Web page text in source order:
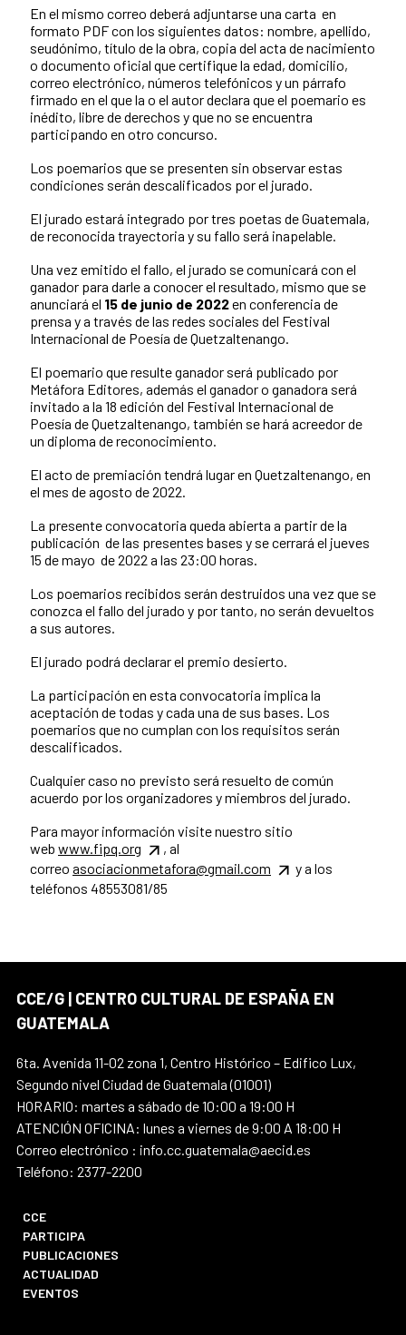
En el mismo correo deberá adjuntarse una carta en
formato PDF con los siguientes datos: nombre, apellido,
seudónimo, título de la obra, copia del acta de nacimiento
o documento oficial que certifique la edad, domicilio,
correo electrónico, números telefónicos y un párrafo
firmado en el que la o el autor declara que el poemario es
inédito, libre de derechos y que no se encuentra
participando en otro concurso.
Los poemarios que se presenten sin observar estas
condiciones serán descalificados por el jurado.
El jurado estará integrado por tres poetas de Guatemala,
de reconocida trayectoria y su fallo será inapelable.
Una vez emitido el fallo, el jurado se comunicará con el
ganador para darle a conocer el resultado, mismo que se
anunciará el 15 de junio de 2022en conferencia de
prensa y a través de las redes sociales del Festival
Internacional de Poesía de Quetzaltenango.
El poemario que resulte ganador será publicado por
Metáfora Editores, además el ganador o ganadora será
invitado a la 18 edición del Festival Internacional de
Poesía de Quetzaltenango, también se hará acreedor de
un diploma de reconocimiento.
El acto de premiación tendrá lugar en Quetzaltenango, en
el mes de agosto de 2022.
La presente convocatoria queda abierta a partir de la
publicación de las presentes bases y se cerrará el jueves
15 de mayo de 2022 a las 23:00 horas.
Los poemarios recibidos serán destruidos una vez que se
conozca el fallo del jurado y por tanto, no serán devueltos
a sus autores.
El jurado podrá declarar el premio desierto.
La participación en esta convocatoria implica la
aceptación de todas y cada una de sus bases. Los
poemarios que no cumplan con los requisitos serán
descalificados.
Cualquier caso no previsto será resuelto de común
acuerdo por los organizadores y miembros del jurado.
Para mayor información visite nuestro sitio
web www.fipq.org
, al
correo asociacionmetafora@gmail.com
y a los
teléfonos 48553081/85
CCE/G | CENTRO CULTURAL DE ESPAÑA EN
GUATEMALA
6ta. Avenida 11-02 zona 1, Centro Histórico – Edifico Lux,
Segundo nivel Ciudad de Guatemala (01001)
HORARIO: martes a sábado de 10:00 a 19:00 H
ATENCIÓN OFICINA: lunes a viernes de 9:00 A 18:00 H
Correo electrónico : info.cc.guatemala@aecid.es
Teléfono: 2377-2200
CCE
PARTICIPA
PUBLICACIONES
ACTUALIDAD
EVENTOS